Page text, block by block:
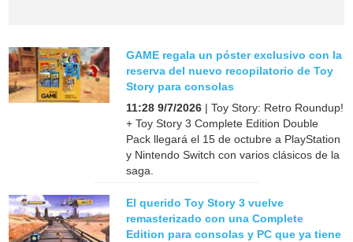
GAME regala un póster exclusivo con la
reserva del nuevo recopilatorio de Toy
Story para consolas
11:28 9/7/2026 | Toy Story: Retro Roundup!
+ Toy Story 3 Complete Edition Double
Pack llegará el 15 de octubre a PlayStation
y Nintendo Switch con varios clásicos de la
saga.
El querido Toy Story 3 vuelve
remasterizado con una Complete
Edition para consolas y PC que ya tiene